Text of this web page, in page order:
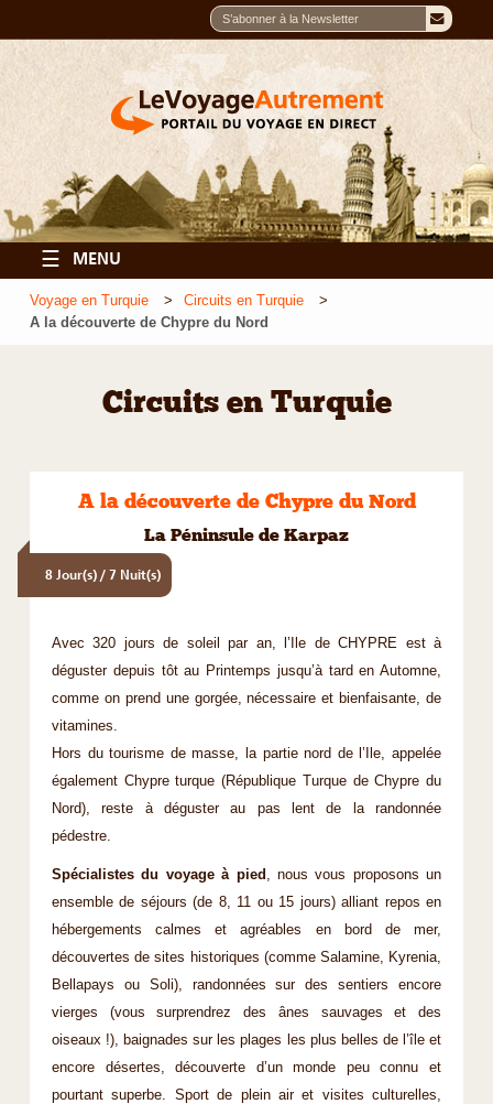
☰ MENU
Voyage en Turquie
Circuits en Turquie
A la découverte de Chypre du Nord
Circuits en Turquie
A la découverte de Chypre du Nord
La Péninsule de Karpaz
8 Jour(s) / 7 Nuit(s)
Avec 320 jours de soleil par an, l’Ile de CHYPRE est à
déguster depuis tôt au Printemps jusqu’à tard en Automne,
comme on prend une gorgée, nécessaire et bienfaisante, de
vitamines.
Hors du tourisme de masse, la partie nord de l’Ile, appelée
également Chypre turque (République Turque de Chypre du
Nord), reste à déguster au pas lent de la randonnée
pédestre.
Spécialistes du voyage à pied , nous vous proposons un
ensemble de séjours (de 8, 11 ou 15 jours) alliant repos en
hébergements calmes et agréables en bord de mer,
découvertes de sites historiques (comme Salamine, Kyrenia,
Bellapays ou Soli), randonnées sur des sentiers encore
vierges (vous surprendrez des ânes sauvages et des
oiseaux !), baignades sur les plages les plus belles de l’île et
encore désertes, découverte d’un monde peu connu et
pourtant superbe. Sport de plein air et visites culturelles,